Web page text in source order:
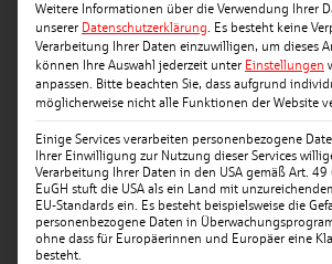
Weitere Informationen über die Verwendung Ihrer
unserer Datenschutzerklärung. Es besteht keine
Verarbeitung Ihrer Daten einzuwilligen, um dieses
können Ihre Auswahl jederzeit unter Einstellungen
anpassen. Bitte beachten Sie, dass aufgrund
möglicherweise nicht alle Funktionen der Website
Einige Services verarbeiten personenbezogene
Ihrer Einwilligung zur Nutzung dieser Services
Verarbeitung Ihrer Daten in den USA gemäß Art. 49
EuGH stuft die USA als ein Land mit
EU-Standards ein. Es besteht beispielsweise die
personenbezogene Daten in
ohne dass für Europäerinnen und Europäer eine
besteht.